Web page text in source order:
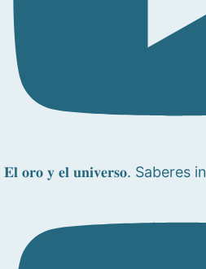
𝐄𝐥 𝐨𝐫𝐨 𝐲 𝐞𝐥 𝐮𝐧𝐢𝐯𝐞𝐫𝐬𝐨.